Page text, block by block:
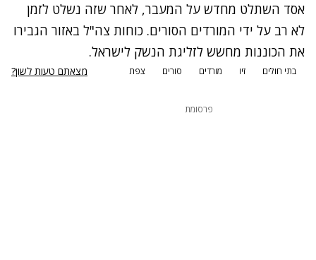
אסד השתלט מחדש על המעבר, לאחר שזה נשלט לזמן
לא רב על ידי המורדים הסורים. כוחות צה"ל באזור הגבירו
את הכוננות מחשש לזליגת הנשק לישראל.
בתי חולים זיו מורדים סורים צפת מצאתם טעות לשון?
פרסומת